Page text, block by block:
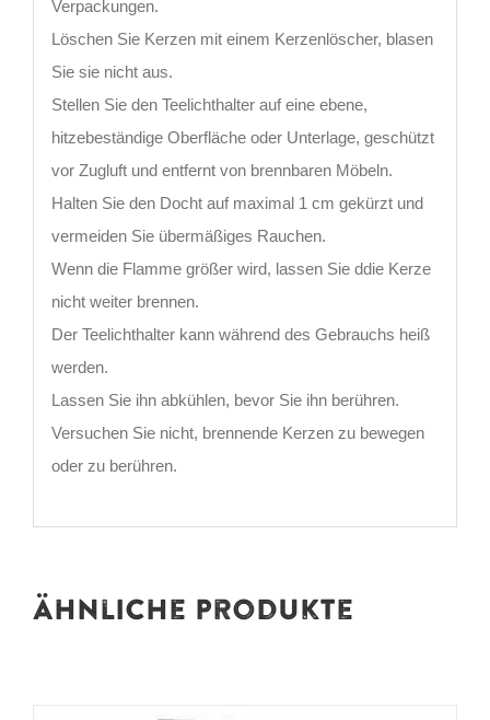
Verpackungen.
Löschen Sie Kerzen mit einem Kerzenlöscher, blasen
Sie sie nicht aus.
Stellen Sie den Teelichthalter auf eine ebene,
hitzebeständige Oberfläche oder Unterlage, geschützt
vor Zugluft und entfernt von brennbaren Möbeln.
Halten Sie den Docht auf maximal 1 cm gekürzt und
vermeiden Sie übermäßiges Rauchen.
Wenn die Flamme größer wird, lassen Sie ddie Kerze
nicht weiter brennen.
Der Teelichthalter kann während des Gebrauchs heiß
werden.
Lassen Sie ihn abkühlen, bevor Sie ihn berühren.
Versuchen Sie nicht, brennende Kerzen zu bewegen
oder zu berühren.
Ähnliche Produkte